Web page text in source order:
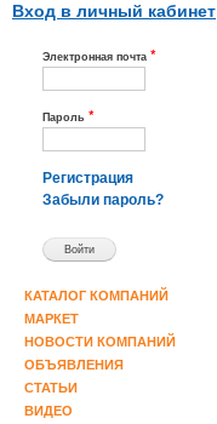
Вход в личный кабинет
Электронная почта *
Пароль *
Регистрация
Забыли пароль?
КАТАЛОГ КОМПАНИЙ
МАРКЕТ
НОВОСТИ КОМПАНИЙ
ОБЪЯВЛЕНИЯ
СТАТЬИ
ВИДЕО